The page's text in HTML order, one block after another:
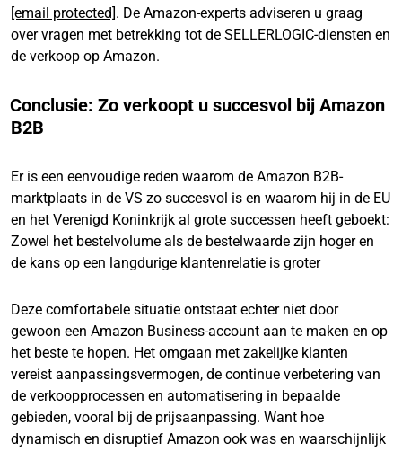
[email protected]. De Amazon-experts adviseren u graag
over vragen met betrekking tot de SELLERLOGIC-diensten en
de verkoop op Amazon.
Conclusie: Zo verkoopt u succesvol bij Amazon
B2B
Er is een eenvoudige reden waarom de Amazon B2B-
marktplaats in de VS zo succesvol is en waarom hij in de EU
en het Verenigd Koninkrijk al grote successen heeft geboekt:
Zowel het bestelvolume als de bestelwaarde zijn hoger en
de kans op een langdurige klantenrelatie is groter
Deze comfortabele situatie ontstaat echter niet door
gewoon een Amazon Business-account aan te maken en op
het beste te hopen. Het omgaan met zakelijke klanten
vereist aanpassingsvermogen, de continue verbetering van
de verkoopprocessen en automatisering in bepaalde
gebieden, vooral bij de prijsaanpassing. Want hoe
dynamisch en disruptief Amazon ook was en waarschijnlijk